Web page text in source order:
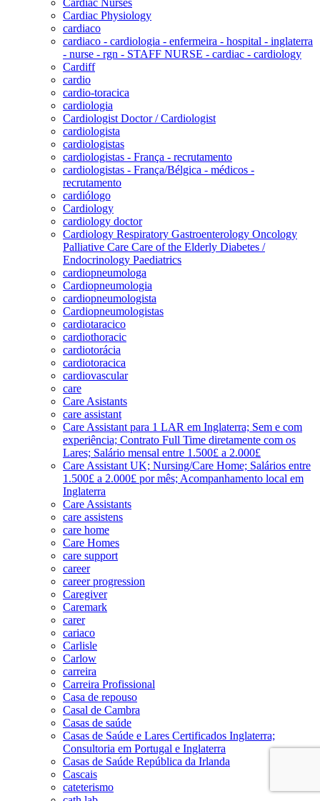
Cardiac Nurses
Cardiac Physiology
cardiaco
cardiaco - cardiologia - enfermeira - hospital - inglaterra
- nurse - rgn - STAFF NURSE - cardiac - cardiology
Cardiff
cardio
cardio-toracica
cardiologia
Cardiologist Doctor / Cardiologist
cardiologista
cardiologistas
cardiologistas - França - recrutamento
cardiologistas - França/Bélgica - médicos -
recrutamento
cardiólogo
Cardiology
cardiology doctor
Cardiology Respiratory Gastroenterology Oncology
Palliative Care Care of the Elderly Diabetes /
Endocrinology Paediatrics
cardiopneumologa
Cardiopneumologia
cardiopneumologista
Cardiopneumologistas
cardiotaracico
cardiothoracic
cardiotorácia
cardiotoracica
cardiovascular
care
Care Asistants
care assistant
Care Assistant para 1 LAR em Inglaterra; Sem e com
experiência; Contrato Full Time diretamente com os
Lares; Salário mensal entre 1.500£ a 2.000£
Care Assistant UK; Nursing/Care Home; Salários entre
1.500£ a 2.000£ por mês; Acompanhamento local em
Inglaterra
Care Assistants
care assistens
care home
Care Homes
care support
career
career progression
Caregiver
Caremark
carer
cariaco
Carlisle
Carlow
carreira
Carreira Profissional
Casa de repouso
Casal de Cambra
Casas de saúde
Casas de Saúde e Lares Certificados Inglaterra;
Consultoria em Portugal e Inglaterra
Casas de Saúde República da Irlanda
Cascais
cateterismo